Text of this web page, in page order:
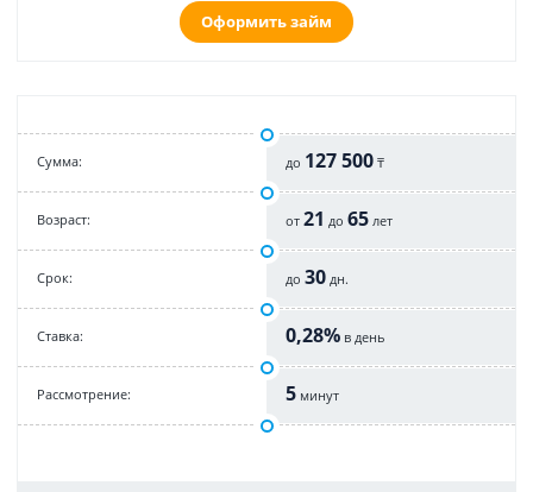
Оформить займ
Cумма: до 127 500 ₸
Возраст: от 21 до 65 лет
Срок: до 30 дн.
Cтавка: 0,28% в день
Рассмотрение: 5 минут